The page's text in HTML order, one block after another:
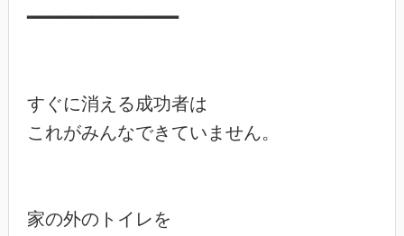
━━━━━━━━━━━━━━
すぐに消える成功者は
これがみんなできていません。
家の外のトイレを